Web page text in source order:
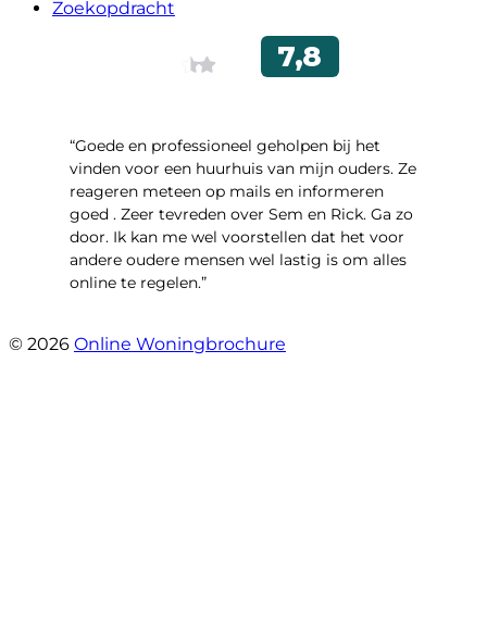
Zoekopdracht
“Goede en professioneel geholpen bij het
vinden voor een huurhuis van mijn ouders. Ze
reageren meteen op mails en informeren
goed . Zeer tevreden over Sem en Rick. Ga zo
door. Ik kan me wel voorstellen dat het voor
andere oudere mensen wel lastig is om alles
online te regelen.”
© 2026 Online Woningbrochure